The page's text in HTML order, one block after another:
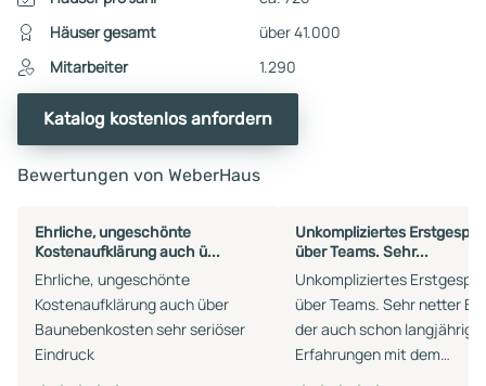
Häuser gesamt
über 41.000
Mitarbeiter
1.290
Katalog kostenlos anfordern
Bewertungen von WeberHaus
Ehrliche, ungeschönte
Kostenaufklärung auch ü...
Ehrliche, ungeschönte
Kostenaufklärung auch über
Baunebenkosten sehr seriöser
Eindruck
Unkompliziertes
über Teams. Sehr...
Unkompliziertes
über Teams. Sehr netter
der auch schon langjährige
Erfahrungen mit dem